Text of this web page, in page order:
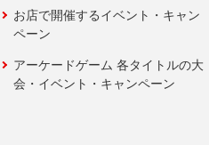
お店で開催するイベント・キャン
ペーン
アーケードゲーム 各タイトルの大
会・イベント・キャンペーン